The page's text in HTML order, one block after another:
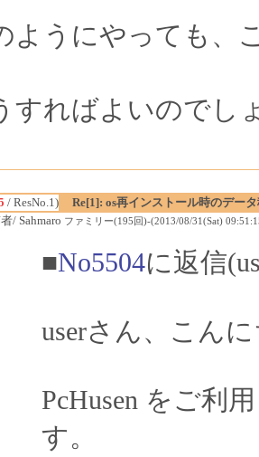
ようにやっても、
すればよいのでし
/ ResNo.1)
Re[1]: os再インストール時のデー
/ Sahmaro ファミリー(195回)-(2013/08/31(Sat)
■No5504に返信
userさん、こん
PcHusen をご利
す。